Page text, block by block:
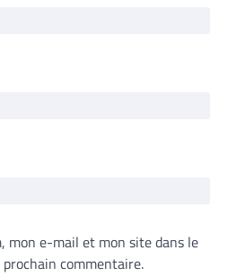
mon e-mail et mon site dans le
commentaire.